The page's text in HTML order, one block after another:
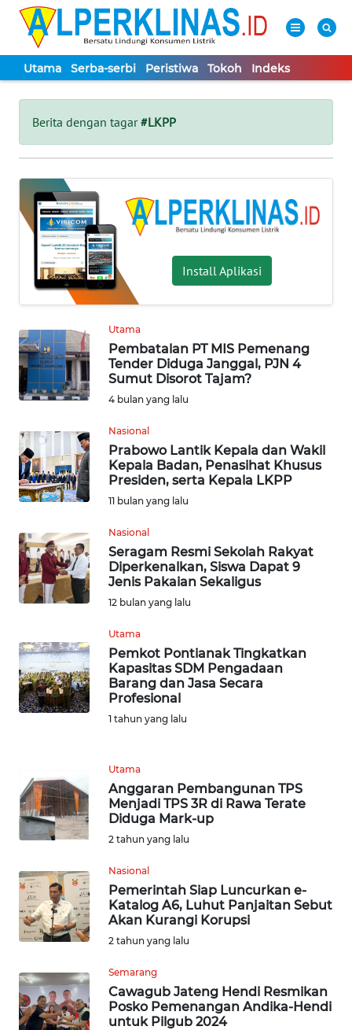
Utama Serba-serbi Peristiwa Tokoh Indeks
Berita dengan tagar#LKPP
Install Aplikasi
Utama
Pembatalan PT MIS Pemenang
Tender Diduga Janggal, PJN 4
Sumut Disorot Tajam?
4 bulan yang lalu
Nasional
Prabowo Lantik Kepala dan Wakil
Kepala Badan, Penasihat Khusus
Presiden, serta Kepala LKPP
11 bulan yang lalu
Nasional
Seragam Resmi Sekolah Rakyat
Diperkenalkan, Siswa Dapat 9
Jenis Pakaian Sekaligus
12 bulan yang lalu
Utama
Pemkot Pontianak Tingkatkan
Kapasitas SDM Pengadaan
Barang dan Jasa Secara
Profesional
1 tahun yang lalu
Utama
Anggaran Pembangunan TPS
Menjadi TPS 3R di Rawa Terate
Diduga Mark-up
2 tahun yang lalu
Nasional
Pemerintah Siap Luncurkan e-
Katalog A6, Luhut Panjaitan Sebut
Akan Kurangi Korupsi
2 tahun yang lalu
Semarang
Cawagub Jateng Hendi Resmikan
Posko Pemenangan Andika-Hendi
untuk Pilgub 2024
Tutup
UTAMA
SERBA-
SERBI
PERISTIWA
TOKOH
Informasi
INDEKS
BERITA
KONTAK
KAMI
INFO
TENTANG
KAMI
SIBER
REDAKSI
DISCLAIMER
Wahana
News
WN
SUMUT
WN
WN
JABAR